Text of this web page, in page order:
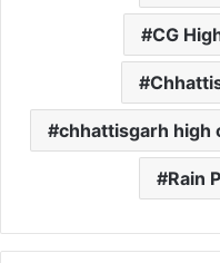
CG
chhattisgarh high
Rain